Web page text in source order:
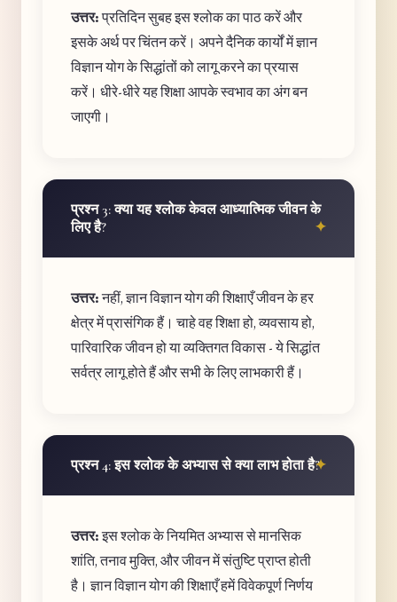
उत्तर:प्रतिदिन सुबह इस श्लोक का पाठ करें और
इसके अर्थ पर चिंतन करें। अपने दैनिक कार्यों में ज्ञान
विज्ञान योग के सिद्धांतों को लागू करने का प्रयास
करें। धीरे-धीरे यह शिक्षा आपके स्वभाव का अंग बन
जाएगी।
प्रश्न 3: क्या यह श्लोक केवल आध्यात्मिक जीवन के
लिए है?
उत्तर:नहीं, ज्ञान विज्ञान योग की शिक्षाएँ जीवन के हर
क्षेत्र में प्रासंगिक हैं। चाहे वह शिक्षा हो, व्यवसाय हो,
पारिवारिक जीवन हो या व्यक्तिगत विकास - ये सिद्धांत
सर्वत्र लागू होते हैं और सभी के लिए लाभकारी हैं।
प्रश्न 4: इस श्लोक के अभ्यास से क्या लाभ होता है?
उत्तर:इस श्लोक के नियमित अभ्यास से मानसिक
शांति, तनाव मुक्ति, और जीवन में संतुष्टि प्राप्त होती
है। ज्ञान विज्ञान योग की शिक्षाएँ हमें विवेकपूर्ण निर्णय